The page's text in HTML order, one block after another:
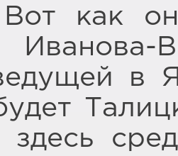
Вот как
Иванова-
в
здесь